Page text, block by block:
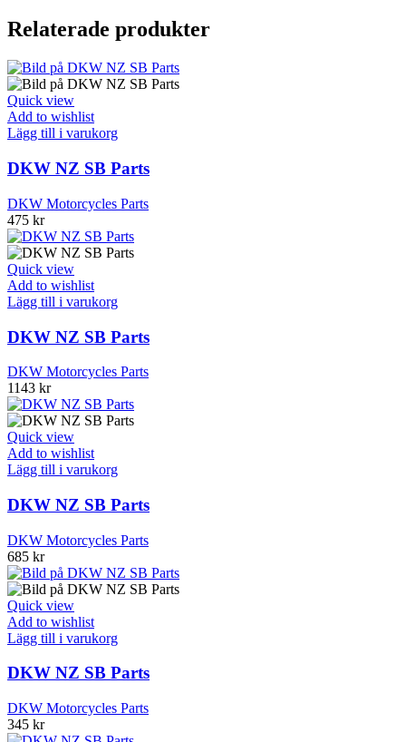
Relaterade produkter
Quick view
Add to wishlist
Lägg till i varukorg
DKW NZ SB Parts
DKW Motorcycles Parts
475 kr
Quick view
Add to wishlist
Lägg till i varukorg
DKW NZ SB Parts
DKW Motorcycles Parts
1143 kr
Quick view
Add to wishlist
Lägg till i varukorg
DKW NZ SB Parts
DKW Motorcycles Parts
685 kr
Quick view
Add to wishlist
Lägg till i varukorg
DKW NZ SB Parts
DKW Motorcycles Parts
345 kr